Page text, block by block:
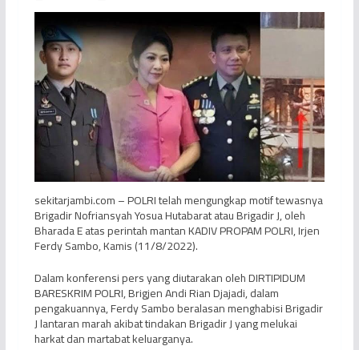
sekitarjambi.com – POLRI telah mengungkap motif tewasnya
Brigadir Nofriansyah Yosua Hutabarat atau Brigadir J, oleh
Bharada E atas perintah mantan KADIV PROPAM POLRI, Irjen
Ferdy Sambo, Kamis (11/8/2022).
Dalam konferensi pers yang diutarakan oleh DIRTIPIDUM
BARESKRIM POLRI, Brigjen Andi Rian Djajadi, dalam
pengakuannya, Ferdy Sambo beralasan menghabisi Brigadir
J lantaran marah akibat tindakan Brigadir J yang melukai
harkat dan martabat keluarganya.